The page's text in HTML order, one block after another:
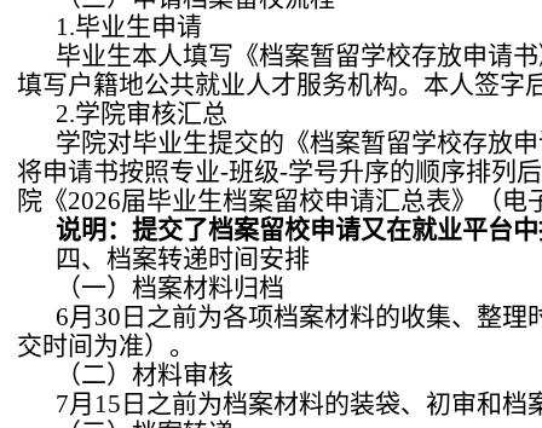
1.毕业生申请
毕业生本人填写《档案暂留学校存放申请
填写户籍地公共就业人才服务机构。本人签字
2.学院审核汇总
学院对毕业生提交的《档案暂留学校存放
将申请书按照专业-班级-学号升序的顺序排列
院《2026届毕业生档案留校申请汇总表》（
说明：提交了档案留校申请又在就业平台
四、档案转递时间安排
（一）档案材料归档
6月30日之前为各项档案材料的收集、整
交时间为准）。
（二）材料审核
7月15日之前为档案材料的装袋、初审和档